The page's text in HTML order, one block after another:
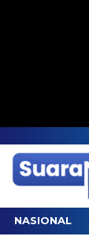
NASIONAL